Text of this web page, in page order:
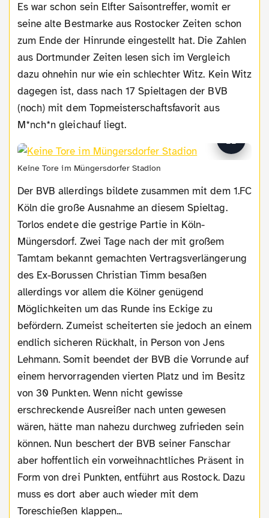
Es war schon sein Elfter Saisontreffer, womit er
seine alte Bestmarke aus Rostocker Zeiten schon
zum Ende der Hinrunde eingestellt hat. Die Zahlen
aus Dortmunder Zeiten lesen sich im Vergleich
dazu ohnehin nur wie ein schlechter Witz. Kein Witz
dagegen ist, dass nach 17 Spieltagen der BVB
(noch) mit dem Topmeisterschaftsfavorit aus
M*nch*n gleichauf liegt.
Keine Tore im Müngersdorfer Stadion
Der BVB allerdings bildete zusammen mit dem 1.FC
Köln die große Ausnahme an diesem Spieltag.
Torlos endete die gestrige Partie in Köln-
Müngersdorf. Zwei Tage nach der mit großem
Tamtam bekannt gemachten Vertragsverlängerung
des Ex-Borussen Christian Timm besaßen
allerdings vor allem die Kölner genügend
Möglichkeiten um das Runde ins Eckige zu
befördern. Zumeist scheiterten sie jedoch an einem
endlich sicheren Rückhalt, in Person von Jens
Lehmann. Somit beendet der BVB die Vorrunde auf
einem hervorragenden vierten Platz und im Besitz
von 30 Punkten. Wenn nicht gewisse
erschreckende Ausreißer nach unten gewesen
wären, hätte man nahezu durchweg zufrieden sein
können. Nun beschert der BVB seiner Fanschar
aber hoffentlich ein vorweihnachtliches Präsent in
Form von drei Punkten, entführt aus Rostock. Dazu
muss es dort aber auch wieder mit dem
Toreschießen klappen...